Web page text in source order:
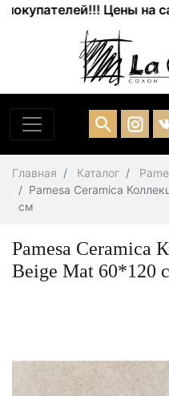
Цены на
Главная Каталог
Pamesa Ceramica
см
Pamesa Ceramica
Beige Mat 60*120